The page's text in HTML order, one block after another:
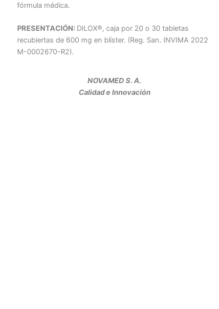
fórmula médica.
PRESENTACIÓN: DILOX®, caja por 20 o 30 tabletas
recubiertas de 600 mg en blíster. (Reg. San. INVIMA 2022
M-0002670-R2).
NOVAMED S. A.
Calidad e Innovación